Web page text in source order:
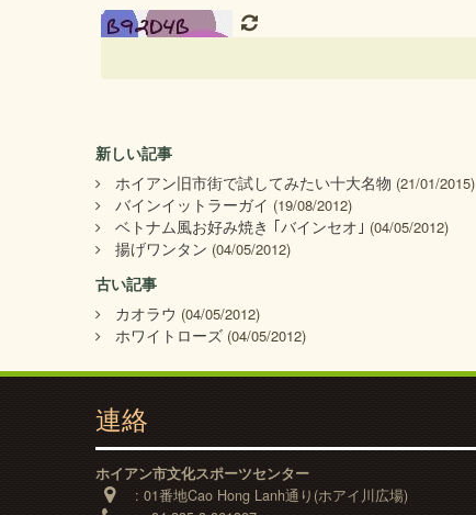
新しい記事
ホイアン旧市街で試してみたい十大名物 (21/01/2015)
バインイットラーガイ (19/08/2012)
ベトナム風お好み焼き ｢バインセオ｣ (04/05/2012)
揚げワンタン (04/05/2012)
古い記事
カオラウ (04/05/2012)
ホワイトローズ (04/05/2012)
連絡
ホイアン市文化スポーツセンター
: 01番地Cao Hong Lanh通り(ホアイ川広場)